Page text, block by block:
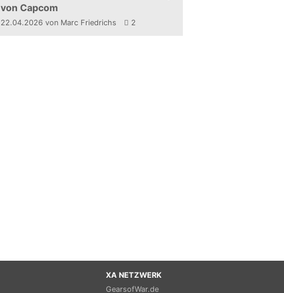
von Capcom
22.04.2026 von Marc Friedrichs 2
XA NETZWERK
GearsofWar.de